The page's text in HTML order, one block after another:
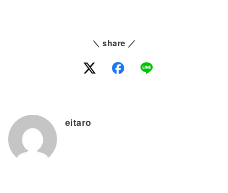
＼ share ／
eitaro